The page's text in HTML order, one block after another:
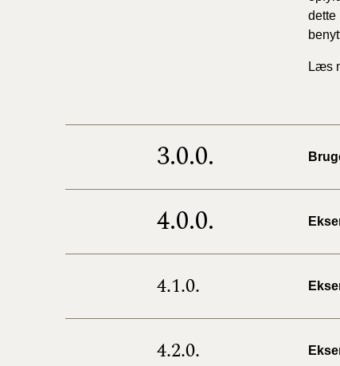
Læs
3.0.0.
4.0.0.
4.1.0.
4.2.0.